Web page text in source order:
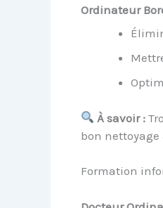
Ordinateur
À savoir :
bon
Formation